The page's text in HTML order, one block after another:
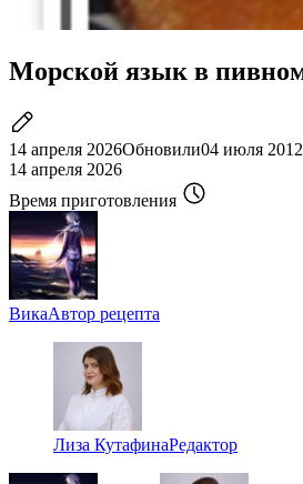
Морской язык в
14 апреля 2026Обновили04 июля 2012
14 апреля 2026
Время приготовления
ВикаАвтор рецепта
Лиза КутафинаРедактор